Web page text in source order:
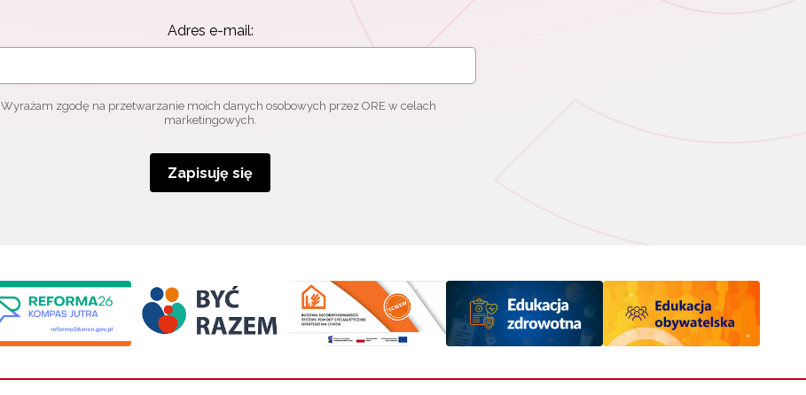
Adres e-mail:
Wyrażam zgodę na przetwarzanie moich danych osobowych przez ORE w celach
marketingowych.
Zapisuję się